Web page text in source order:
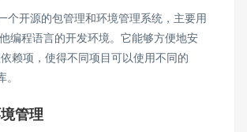
开源的包管理和环境管理系统，主要用
编程语言的开发环境。它能够方便地安
赖项，使得不同项目可以使用不同的
管理